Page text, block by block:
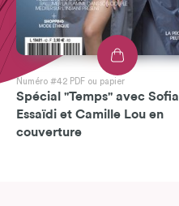
Numéro #42 PDF ou papier
Spécial "Temps" avec Sofia
Essaïdi et Camille Lou en
couverture